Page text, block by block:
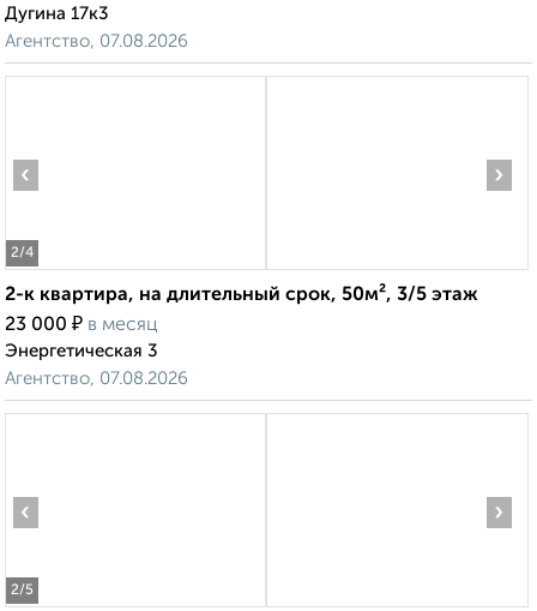
Дугина 17к3
Агентство, 07.08.2026
2/4
‹ ›
2-к квартира, на длительный срок, 50м², 3/5 этаж
23 000 ₽ в месяц
Энергетическая 3
Агентство, 07.08.2026
2/5
‹ ›